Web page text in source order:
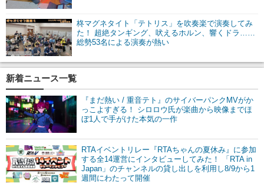
柊マグネタイト「テトリス」を吹奏楽で演奏してみ
た！ 超絶タンギング、吠えるホルン、響くドラ……
総勢53名による演奏が熱い
新着ニュース一覧
『まだ熱い / 重音テト』のサイバーパンクMVがか
っこよすぎる！ シロロウ氏が楽曲から映像までほ
ぼ1人で手がけた本気の一作
RTAイベントリレー『RTAちゃんの夏休み』に参加
する全14運営にインタビューしてみた！ 「RTA in
Japan」のチャンネルの貸し出しを利用し8/9から1
週間にわたって開催